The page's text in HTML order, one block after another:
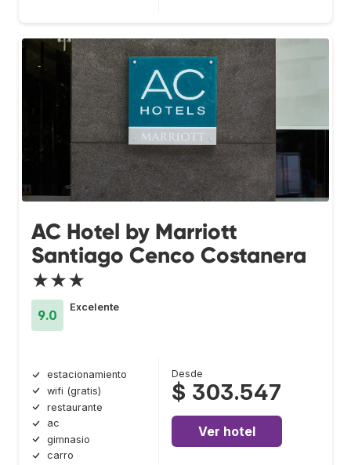
AC Hotel by Marriott
Santiago Cenco Costanera
★★★
9.0
Excelente
estacionamiento
wifi (gratis)
restaurante
ac
gimnasio
carro
Desde
$ 303.547
Ver hotel